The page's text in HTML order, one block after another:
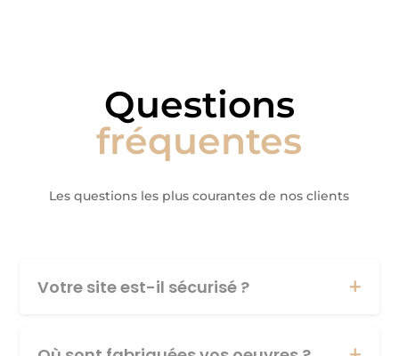
Questions
fréquentes
Les questions les plus courantes de nos clients
Votre site est-il sécurisé ?